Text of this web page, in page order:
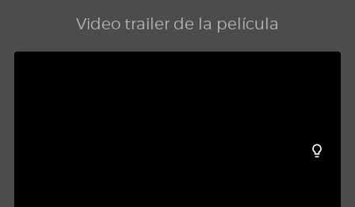
Video trailer de la película